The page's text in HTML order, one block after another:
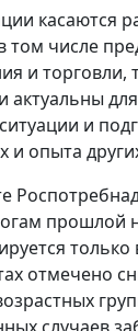
касаются
том числе
и торговли,
актуальны
и
опыта
прошлой
только
отмечено